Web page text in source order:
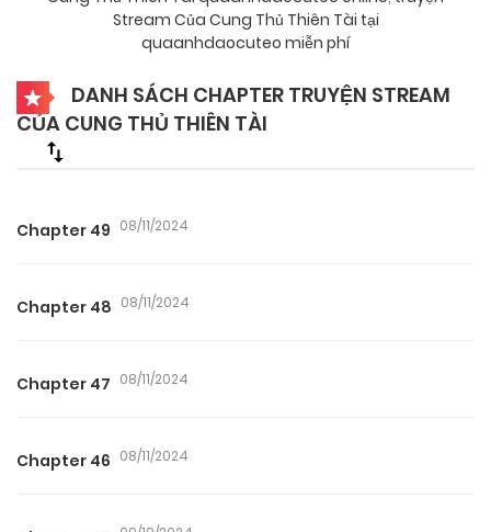
Stream Của Cung Thủ Thiên Tài tại
quaanhdaocuteo miễn phí
DANH SÁCH CHAPTER TRUYỆN STREAM
CỦA CUNG THỦ THIÊN TÀI
Chapter 49 08/11/2024
Chapter 48 08/11/2024
Chapter 47 08/11/2024
Chapter 46 08/11/2024